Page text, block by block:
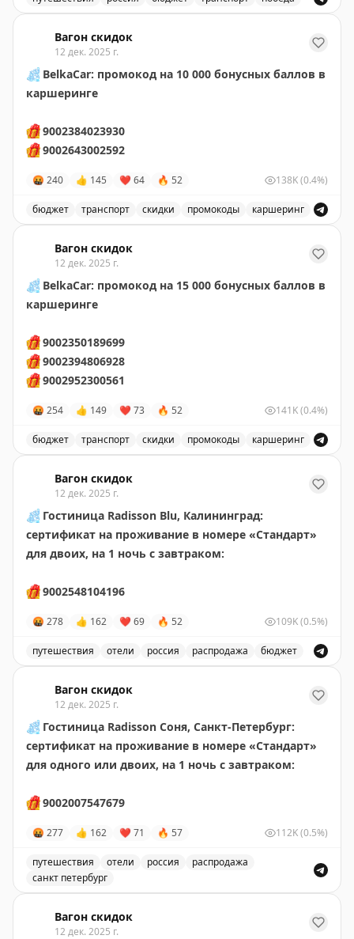
выигрывайте баллы на поездки!
Вагон скидок
12 дек. 2025 г.
❄️ BelkaCar: промокод на 10 000 бонусных баллов в
каршеринге
🎁9002384023930
🎁9002643002592
🤬 240 👍 145 ❤ 64 🔥 52 138K(0.4%)
бюджет транспорт скидки промокоды каршеринг
Вагон скидок
12 дек. 2025 г.
❄️ BelkaCar: промокод на 15 000 бонусных баллов в
каршеринге
🎁9002350189699
🎁9002394806928
🎁9002952300561
🤬 254 👍 149 ❤ 73 🔥 52 141K(0.4%)
бюджет транспорт скидки промокоды каршеринг
Вагон скидок
12 дек. 2025 г.
❄️ Гостиница Radisson Blu, Калининград:
сертификат на проживание в номере «Стандарт»
для двоих, на 1 ночь с завтраком:
🎁 9002548104196
🤬 278 👍 162 ❤ 69 🔥 52 109K(0.5%)
путешествия отели россия распродажа бюджет
Вагон скидок
12 дек. 2025 г.
❄️ Гостиница Radisson Соня, Санкт-Петербург:
сертификат на проживание в номере «Стандарт»
для одного или двоих, на 1 ночь с завтраком:
🎁 9002007547679
🤬 277 👍 162 ❤ 71 🔥 57 112K(0.5%)
путешествия отели россия
распродажа
санкт петербург
Вагон скидок
12 дек. 2025 г.